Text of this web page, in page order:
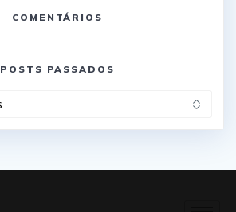
COMENTÁRIOS
POSTS PASSADOS